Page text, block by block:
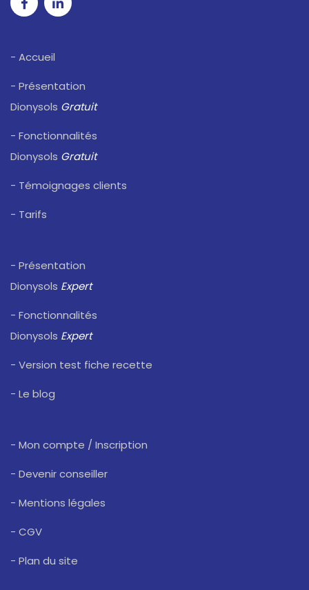
- Accueil
- Présentation
Dionysols Gratuit
- Fonctionnalités
Dionysols Gratuit
- Témoignages clients
- Tarifs
- Présentation
Dionysols Expert
- Fonctionnalités
Dionysols Expert
- Version test fiche recette
- Le blog
- Mon compte / Inscription
- Devenir conseiller
- Mentions légales
- CGV
- Plan du site